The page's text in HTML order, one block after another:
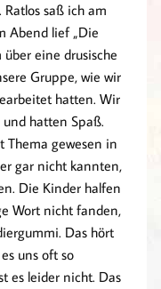
saß ich am
Abend lief „Die
eine drusische
Gruppe, wie wir
hatten. Wir
hatten Spaß.
Thema gewesen in
gar nicht kannten,
Die Kinder halfen
Wort nicht fanden,
Das hört
uns oft so
es leider nicht. Das